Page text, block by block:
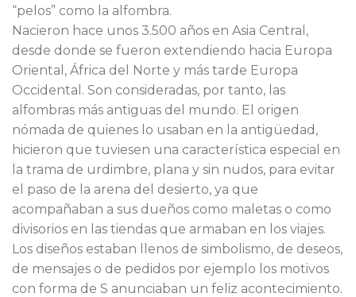
“pelos” como la alfombra.
Nacieron hace unos 3.500 años en Asia Central,
desde donde se fueron extendiendo hacia Europa
Oriental, África del Norte y más tarde Europa
Occidental. Son consideradas, por tanto, las
alfombras más antiguas del mundo. El origen
nómada de quienes lo usaban en la antigüedad,
hicieron que tuviesen una característica especial en
la trama de urdimbre, plana y sin nudos, para evitar
el paso de la arena del desierto, ya que
acompañaban a sus dueños como maletas o como
divisorios en las tiendas que armaban en los viajes.
Los diseños estaban llenos de simbolismo, de deseos,
de mensajes o de pedidos por ejemplo los motivos
con forma de S anunciaban un feliz acontecimiento.